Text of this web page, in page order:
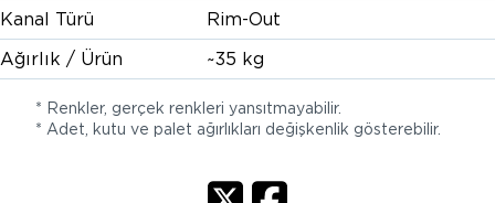
Kanal Türü
Rim-Out
Ağırlık / Ürün
~35 kg
* Renkler, gerçek renkleri yansıtmayabilir.
* Adet, kutu ve palet ağırlıkları değişkenlik gösterebilir.